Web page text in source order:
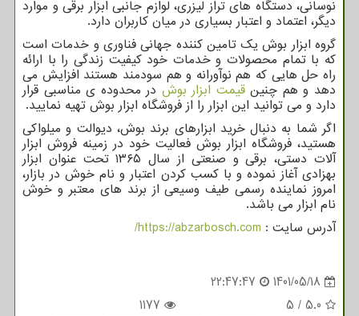
نوسانی، دستگاه ‌های تراز لیزری، لوازم جانبی ابزار برقی و موارد
دیگر، اعتماد و اعتبار بسیاری در میان کاربران دارد.
گروه ابزار بوش یک تامین کننده جهانی فناوری و خدمات است
که با تمام محصولات و خدمات خود کیفیت زندگی را با ارائه
راه حل هایی که هم نوآورانه و هم سودمند هستند افزایش می
دهد و هم چنینقیمت ابزار بوش در محدوده ی مناسبی قرار
دارد و می توانید این ابزار را از فروشگاه ابزار بوش تهیه نمایید.
اگر شما به دنبال خرید ابزارهای برند بوش، دیوالت و میلواکی
هستید، فروشگاه ابزار بوش فعالیت خود در زمینه فروش ابزار
آلات دستی، برقی و صنعتی از سال ۱۳۶۵ تحت عنوان ابزار
بهزادی آغاز نموده و با کسب کردن اعتبار و نام خوش در بازار،
امروز نماینده رسمی طیف وسیعی از برند های معتبر و خوش
نام ابزار می باشد.
آدرس سایت : https://abzarbosch.com
/
1401/05/18
22:47:47
5.0
/
5
1177